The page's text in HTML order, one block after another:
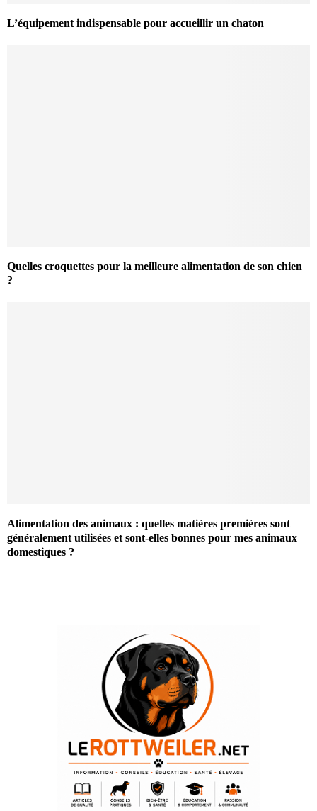
L’équipement indispensable pour accueillir un chaton
Quelles croquettes pour la meilleure alimentation de son chien
?
Alimentation des animaux : quelles matières premières sont
généralement utilisées et sont-elles bonnes pour mes animaux
domestiques ?